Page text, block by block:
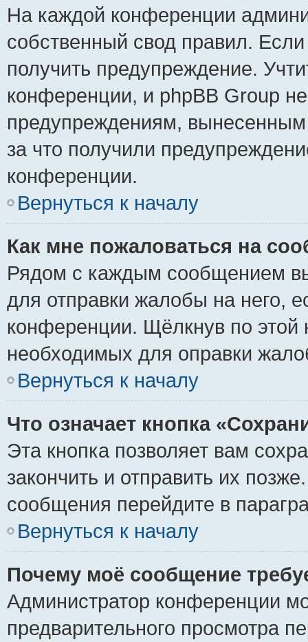
На каждой конференции
собственный свод правил.
получить предупреждение.
конференции, и phpBB Group
предупреждениям,
за что получили
конференции.
Вернуться к началу
Как мне пожаловаться на
Рядом с каждым сообщением
для отправки жалобы на него,
конференции. Щёлкнув по этой
необходимых для оправки
Вернуться к началу
Что означает кнопка
Эта кнопка позволяет вам
закончить и отправить их
сообщения перейдите в
Вернуться к началу
Почему моё сообщение
Администратор конференции
предварительного просмотра